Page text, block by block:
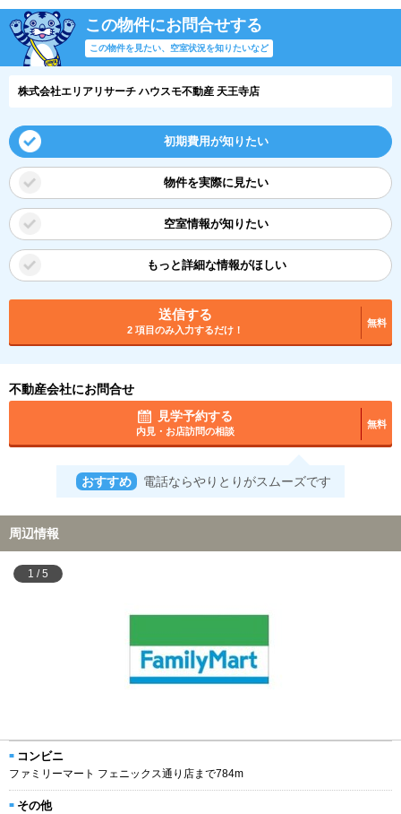
この物件にお問合せする
この物件を見たい、空室状況を知りたいなど
株式会社エリアリサーチ ハウスモ不動産 天王寺店
初期費用が知りたい
物件を実際に見たい
空室情報が知りたい
もっと詳細な情報がほしい
送信する
2 項目のみ入力するだけ！
無料
不動産会社にお問合せ
見学予約する
内見・お店訪問の相談
無料
おすすめ 電話ならやりとりがスムーズです
周辺情報
1 /5
コンビニ
ファミリーマート フェニックス通り店まで784m
その他